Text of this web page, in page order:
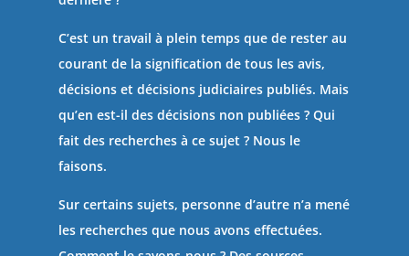
C’est un travail à plein temps que de rester au
courant de la signification de tous les avis,
décisions et décisions judiciaires publiés. Mais
qu’en est-il des décisions non publiées ? Qui
fait des recherches à ce sujet ? Nous le
faisons.
Sur certains sujets, personne d’autre n’a mené
les recherches que nous avons effectuées.